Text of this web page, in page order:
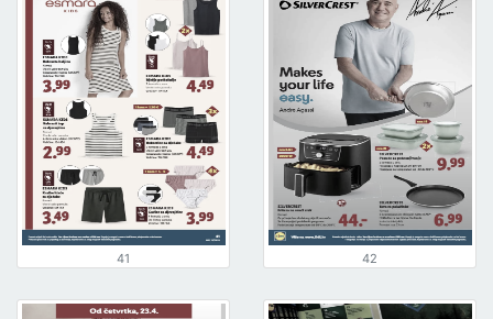
41 42